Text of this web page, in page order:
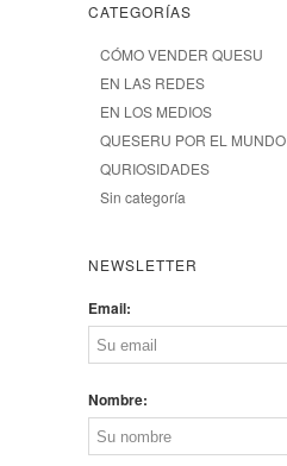
CATEGORÍAS
CÓMO VENDER QUESU
EN LAS REDES
EN LOS MEDIOS
QUESERU POR EL MUNDO
QURIOSIDADES
Sin categoría
NEWSLETTER
Email:
Nombre: